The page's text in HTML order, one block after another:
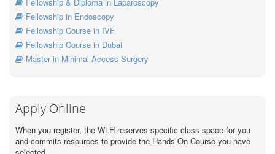
Fellowship & Diploma in Laparoscopy
Fellowship in Endoscopy
Fellowship Course in IVF
Fellowship Course in Dubai
Master in Minimal Access Surgery
Apply Online
When you register, the WLH reserves specific class space for you
and commits resources to provide the Hands On Course you have